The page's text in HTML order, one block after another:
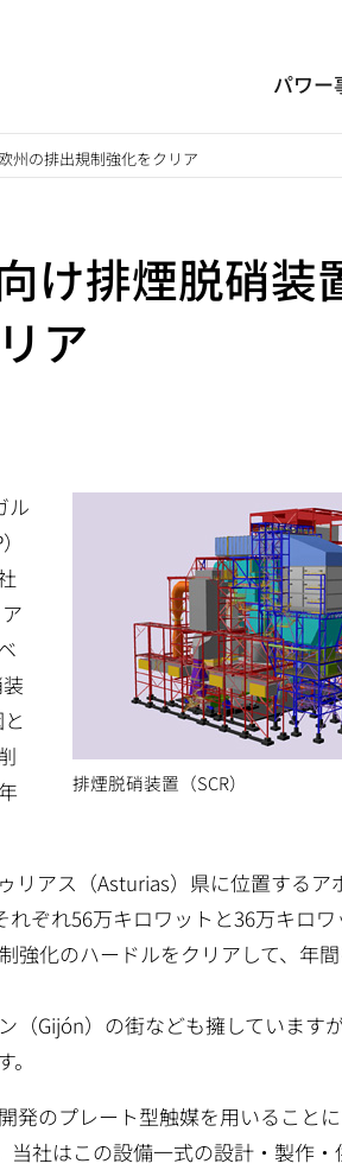
パワー
州の排出規制強化をクリア
け排煙脱硝装
ア
ル
排煙脱硝装置（SCR）
アス（Asturias）県に位置するア
ぞれ56万キロワットと36万キロ
強化のハードルをクリアして、年
（Gijón）の街なども擁しています
のプレート型触媒を用いること
社はこの設備一式の設計・製作